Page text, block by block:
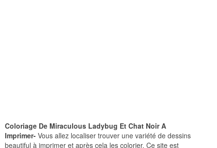
Coloriage De Miraculous Ladybug Et Chat Noir A
Imprimer- Vous allez localiser trouver une variété de dessins
beautiful à imprimer et après cela les colorier. Ce site est